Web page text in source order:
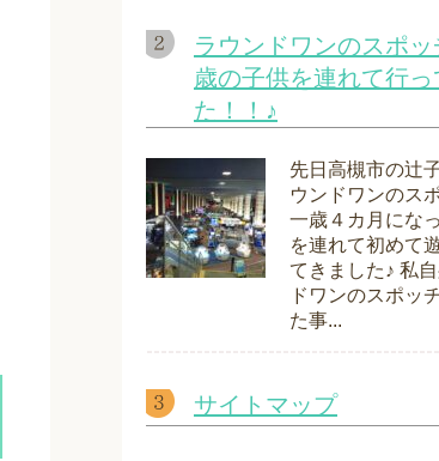
ラウンドワンのスポ
歳の子供を連れて行っ
た！！♪
先日高槻市の辻
ウンドワンのス
一歳４カ月にな
を連れて初めて
てきました♪ 私
ドワンのスポッ
た事...
サイトマップ